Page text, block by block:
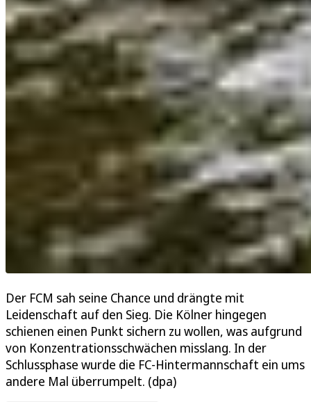
Der FCM sah seine Chance und drängte mit
Leidenschaft auf den Sieg. Die Kölner hingegen
schienen einen Punkt sichern zu wollen, was aufgrund
von Konzentrationsschwächen misslang. In der
Schlussphase wurde die FC-Hintermannschaft ein ums
andere Mal überrumpelt. (dpa)